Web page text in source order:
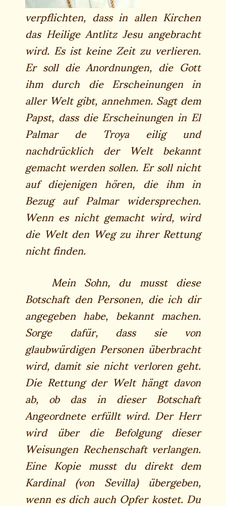
verpflichten, dass in allen Kirchen
das Heilige Antlitz Jesu angebracht
wird. Es ist keine Zeit zu verlieren.
Er soll die Anordnungen, die Gott
ihm durch die Erscheinungen in
aller Welt gibt, annehmen. Sagt dem
Papst, dass die Erscheinungen in El
Palmar de Troya eilig und
nachdrücklich der Welt bekannt
gemacht werden sollen. Er soll nicht
auf diejenigen hören, die ihm in
Bezug auf Palmar widersprechen.
Wenn es nicht gemacht wird, wird
die Welt den Weg zu ihrer Rettung
nicht finden.
Mein Sohn, du musst diese
Botschaft den Personen, die ich dir
angegeben habe, bekannt machen.
Sorge dafür, dass sie von
glaubwürdigen Personen überbracht
wird, damit sie nicht verloren geht.
Die Rettung der Welt hängt davon
ab, ob das in dieser Botschaft
Angeordnete erfüllt wird. Der Herr
wird über die Befolgung dieser
Weisungen Rechenschaft verlangen.
Eine Kopie musst du direkt dem
Kardinal (von Sevilla) übergeben,
wenn es dich auch Opfer kostet. Du